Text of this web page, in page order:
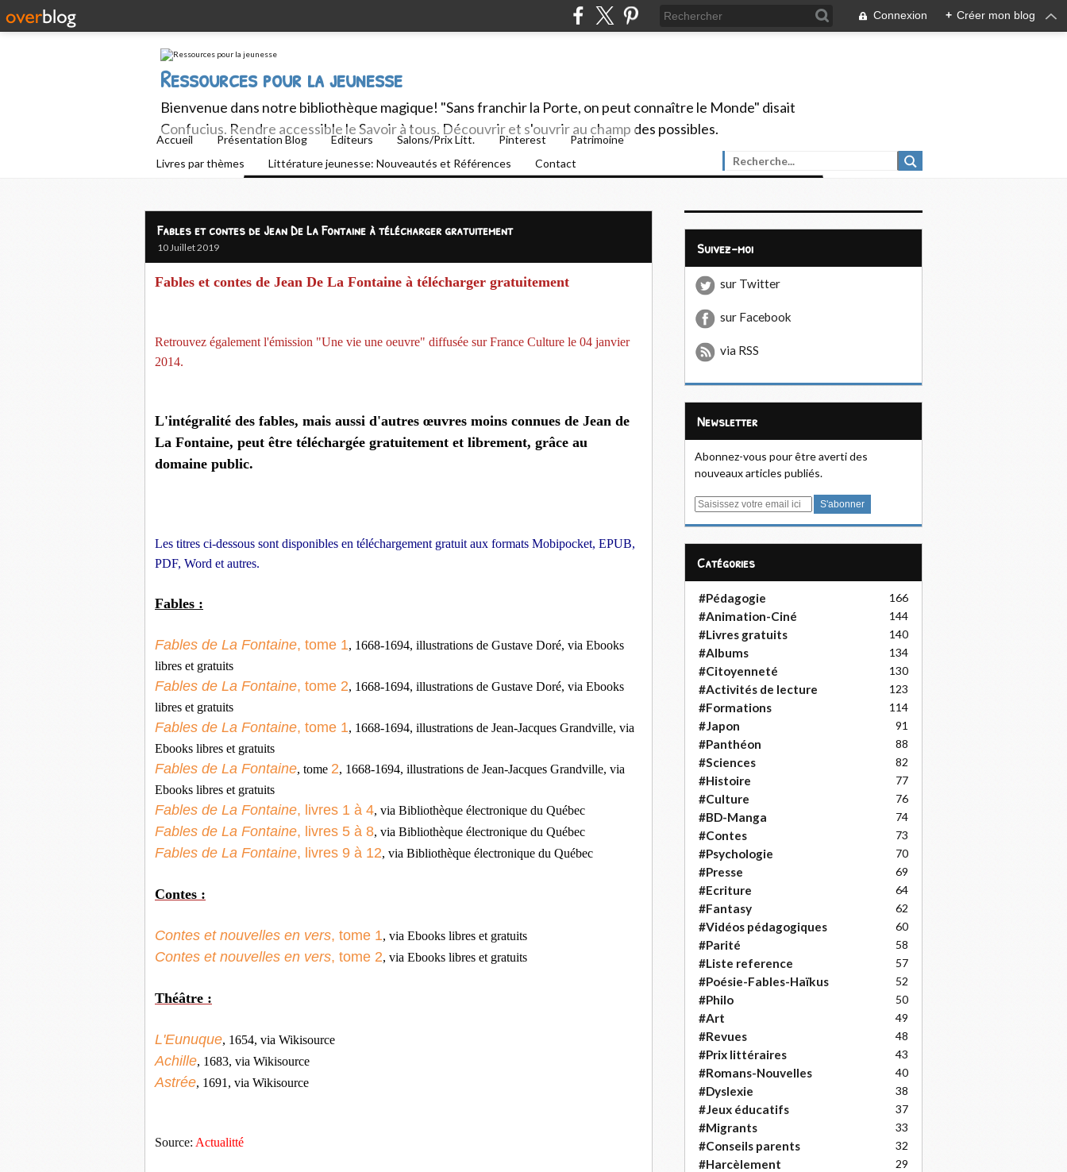
Connexion + Créer mon blog
Ressources pour la jeunesse
Bienvenue dans notre bibliothèque magique! "Sans franchir la Porte, on peut connaître le Monde" disait
Confucius. Rendre accessible le Savoir à tous. Découvrir et s'ouvrir au champ des possibles.
Accueil Présentation Blog Editeurs Salons/Prix Litt. Pinterest
Patrimoine
Livres par thèmes
Littérature jeunesse: Nouveautés et Références Contact
Fables et contes de Jean De La Fontaine à télécharger gratuitement
10 Juillet 2019
Fables et contes de Jean De La Fontaine à télécharger gratuitement
Retrouvez également l'émission "Une vie une oeuvre" diffusée sur France Culture le 04 janvier
2014.
L'intégralité des fables, mais aussi d'autres œuvres moins connues de Jean de
La Fontaine, peut être téléchargée gratuitement et librement, grâce au
domaine public.
Les titres ci-dessous sont disponibles en téléchargement gratuit aux formats Mobipocket, EPUB,
PDF, Word et autres.
Fables :
Fables de La Fontaine, tome 1, 1668-1694, illustrations de Gustave Doré, via Ebooks
libres et gratuits
Fables de La Fontaine, tome 2, 1668-1694, illustrations de Gustave Doré, via Ebooks
libres et gratuits
Fables de La Fontaine, tome 1, 1668-1694, illustrations de Jean-Jacques Grandville, via
Ebooks libres et gratuits
Fables de La Fontaine, tome 2, 1668-1694, illustrations de Jean-Jacques Grandville, via
Ebooks libres et gratuits
Fables de La Fontaine, livres 1 à 4, via Bibliothèque électronique du Québec
Fables de La Fontaine, livres 5 à 8, via Bibliothèque électronique du Québec
Fables de La Fontaine, livres 9 à 12, via Bibliothèque électronique du Québec
Contes :
Contes et nouvelles en vers, tome 1, via Ebooks libres et gratuits
Contes et nouvelles en vers, tome 2, via Ebooks libres et gratuits
Théâtre :
L'Eunuque, 1654, via Wikisource
Achille, 1683, via Wikisource
Astrée, 1691, via Wikisource
Source: Actualitté
Suivez-moi
sur Twitter
sur Facebook
via RSS
Newsletter
Abonnez-vous pour être averti des
nouveaux articles publiés.
E
Catégories
#Pédagogie 166
#Animation-Ciné 144
#Livres gratuits 140
#Albums 134
#Citoyenneté 130
#Activités de lecture 123
#Formations 114
#Japon 91
#Panthéon 88
#Sciences 82
#Histoire 77
#Culture 76
#BD-Manga 74
#Contes 73
#Psychologie 70
#Presse 69
#Ecriture 64
#Fantasy 62
#Vidéos pédagogiques 60
#Parité 58
#Liste reference 57
#Poésie-Fables-Haïkus 52
#Philo 50
#Art 49
#Revues 48
#Prix littéraires 43
#Romans-Nouvelles 40
#Dyslexie 38
#Jeux éducatifs 37
#Migrants 33
#Conseils parents 32
#Harcèlement 29